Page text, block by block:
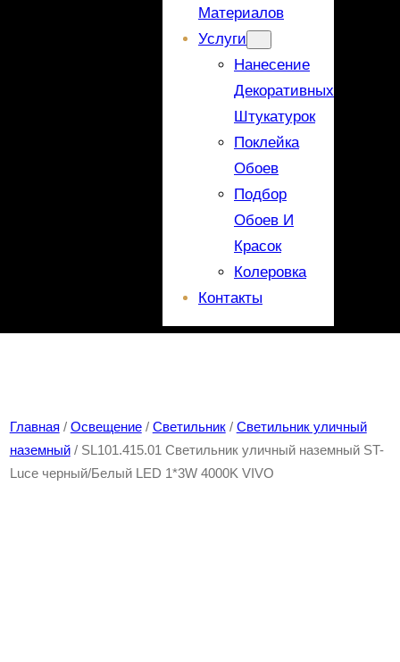
Материалов
Услуги
Нанесение
Декоративных
Штукатурок
Поклейка
Обоев
Подбор
Обоев И
Красок
Колеровка
Контакты
Главная / Освещение/ Светильник/ Светильник уличный
наземный/ SL101.415.01 Светильник уличный наземный ST-
Luce черный/Белый LED 1*3W 4000K VIVO